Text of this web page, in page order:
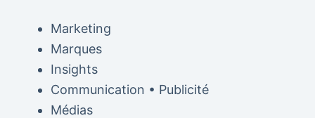
Marketing
Marques
Insights
Communication • Publicité
Médias